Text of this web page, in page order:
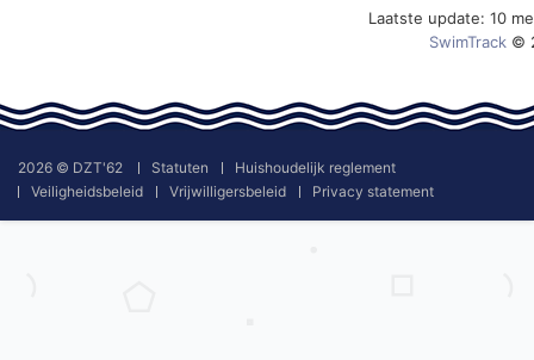
Laatste update: 10
SwimTrack ©
2026 © DZT'62 Statuten
Huishoudelijk reglement
Veiligheidsbeleid
Vrijwilligersbeleid Privacy statement